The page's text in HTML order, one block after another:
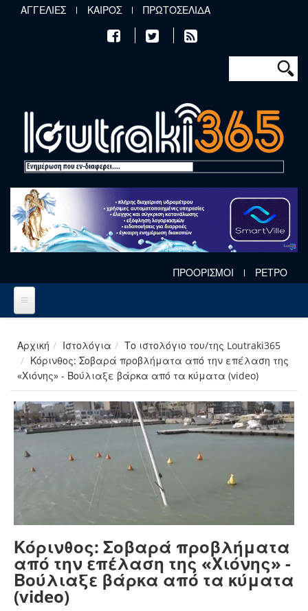
Παράκαμψη προς το κυρίως περιεχόμενο
ΑΓΓΕΛΙΕΣ ΚΑΙΡΟΣ ΠΡΩΤΟΣΕΛΙΔΑ
Φόρμα
Αναζήτηση
ΠΡΟΟΡΙΣΜΟΙ ΡΕΤΡΟ
Αρχική Ιστολόγια
Το ιστολόγιο του/της Loutraki365
Κόρινθος: Σοβαρά προβλήματα από την επέλαση της
«Χιόνης» - Βούλιαξε βάρκα από τα κύματα (video)
Κόρινθος: Σοβαρά προβλήματα
από την επέλαση της «Χιόνης» -
Βούλιαξε βάρκα από τα κύματα
(video)